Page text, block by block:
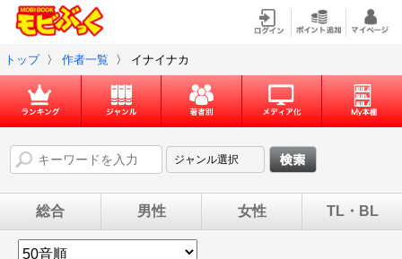
トップ 〉 作者一覧 〉 イナイナカ
総合 男性 女性 TL・BL